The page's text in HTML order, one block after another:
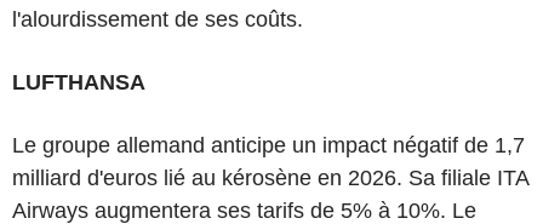
l'alourdissement de ses coûts.
LUFTHANSA
Le groupe allemand anticipe un impact négatif de 1,7
milliard d'euros lié au kérosène en 2026. Sa filiale ITA
Airways augmentera ses tarifs de 5% à 10%. Le